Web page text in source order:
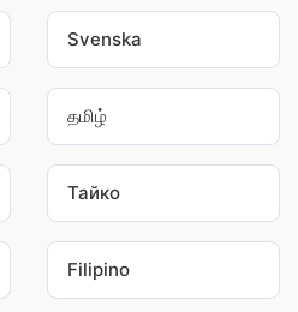
Svenska
தமிழ்
Тайко
Filipino